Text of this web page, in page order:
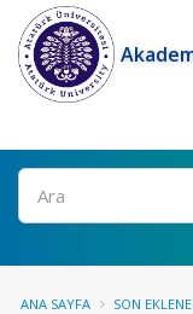
Ara
ANA SAYFA SON